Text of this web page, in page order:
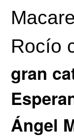
Rocío
gran
Ángel